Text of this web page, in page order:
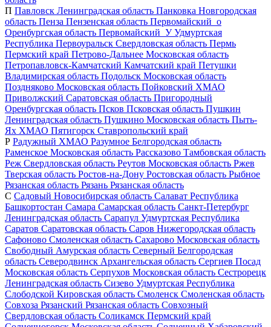
П Павловск Ленинградская область Панковка Новгородская
область Пенза Пензенская область Первомайский_о
Оренбургская область Первомайский_У Удмуртская
Республика Первоуральск Свердловская область Пермь
Пермский край Петрово-Дальнее Московская область
Петропавловск-Камчатский Камчатский край Петушки
Владимирская область Подольск Московская область
Поздняково Московская область Пойковский ХМАО
Приволжский Саратовская область Пригородный
Оренбургская область Псков Псковская область Пушкин
Ленинградская область Пушкино Московская область Пыть-
Ях ХМАО Пятигорск Ставропольский край
Р Радужный ХМАО Разумное Белгородская область
Раменское Московская область Рассказово Тамбовская область
Реж Свердловская область Реутов Московская область Ржев
Тверская область Ростов-на-Дону Ростовская область Рыбное
Рязанская область Рязань Рязанская область
С Садовый Новосибирская область Салават Республика
Башкортостан Самара Самарская область Санкт-Петербург
Ленинградская область Сарапул Удмуртская Республика
Саратов Саратовская область Саров Нижегородская область
Сафоново Смоленская область Сахарово Московская область
Свободный Амурская область Северный Белгородская
область Северодвинск Архангельская область Сергиев Посад
Московская область Серпухов Московская область Сестрорецк
Ленинградская область Сизево Удмуртская Республика
Слободской Кировская область Смоленск Смоленская область
Совхоза Рязанский Рязанская область Совхозный
Свердловская область Соликамск Пермский край